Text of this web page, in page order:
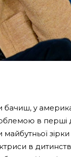
бачиш, у
в перші
зірки
в